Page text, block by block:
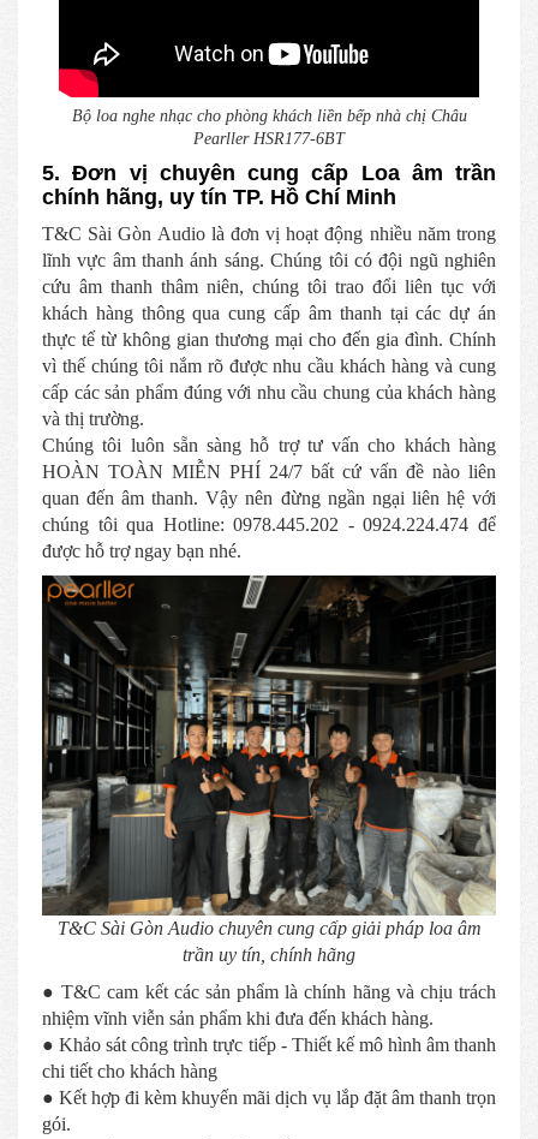
Bộ loa nghe nhạc cho phòng khách liền bếp nhà chị Châu
Pearller HSR177-6BT
5. Đơn vị chuyên cung cấp Loa âm trần
chính hãng, uy tín TP. Hồ Chí Minh
T&C Sài Gòn Audio là đơn vị hoạt động nhiều năm trong
lĩnh vực âm thanh ánh sáng. Chúng tôi có đội ngũ nghiên
cứu âm thanh thâm niên, chúng tôi trao đổi liên tục với
khách hàng thông qua cung cấp âm thanh tại các dự án
thực tế từ không gian thương mại cho đến gia đình. Chính
vì thế chúng tôi nắm rõ được nhu cầu khách hàng và cung
cấp các sản phẩm đúng với nhu cầu chung của khách hàng
và thị trường.
Chúng tôi luôn sẵn sàng hỗ trợ tư vấn cho khách hàng
HOÀN TOÀN MIỄN PHÍ 24/7 bất cứ vấn đề nào liên
quan đến âm thanh. Vậy nên đừng ngần ngại liên hệ với
chúng tôi qua Hotline: 0978.445.202 - 0924.224.474 để
được hỗ trợ ngay bạn nhé.
T&C Sài Gòn Audio chuyên cung cấp giải pháp loa âm
trần uy tín, chính hãng
● T&C cam kết các sản phẩm là chính hãng và chịu trách
nhiệm vĩnh viễn sản phẩm khi đưa đến khách hàng.
● Khảo sát công trình trực tiếp - Thiết kế mô hình âm thanh
chi tiết cho khách hàng
● Kết hợp đi kèm khuyến mãi dịch vụ lắp đặt âm thanh trọn
gói.